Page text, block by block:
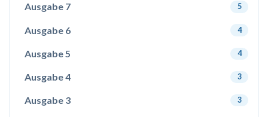
Ausgabe 7 5
Ausgabe 6 4
Ausgabe 5 4
Ausgabe 4 3
Ausgabe 3 3